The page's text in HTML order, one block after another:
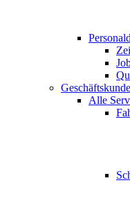
Alle